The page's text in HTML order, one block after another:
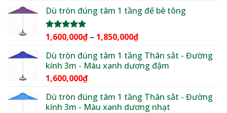
5 sao
từ
đến
Dù tròn đúng tâm 1 tầng đế bê tông
Được xếp
5 sao
1,600,000₫ – 1,850,000₫Khoảng
từ
1,600,000₫
Dù tròn đúng tâm 1 tầng Thân sắt - Đường
kính 3m - Màu xanh dương đậm
1,600,000₫
Dù tròn đúng tâm 1 tầng Thân sắt - Đường
kính 3m - Màu xanh dương nhạt